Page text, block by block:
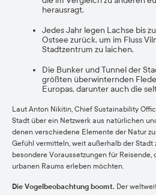
herausragt.
Jedes Jahr legen Lachse bis
Ostsee zurück, um im Fluss
Stadtzentrum zu laichen.
Die Bunker und Tunnel der
größten überwinternden
Europas, darunter auch die
Laut Anton Nikitin, Chief Sustainability
Stadt über ein Netzwerk aus natürlichen
denen verschiedene Elemente der Natur
Gefühl vermitteln, weit außerhalb der Stadt
besondere Voraussetzungen für Reisende,
urbanen Raums erleben möchten.
Die Vogelbeobachtung boomt. Der